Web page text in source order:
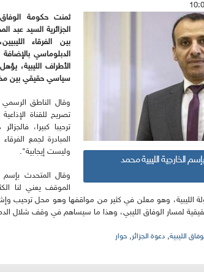
الخارجية الليبية محمد
ثمنت حكومة الوفاق
الجزائرية السيد عبد
بين الفرقاء
الدبلوماسي
الأطراف الليبية،
سياسي حقيقي بين
وقال الناطق الرسمي
تصريح للقناة
ترحيبا كبيرا،
المبادرة لجمع
وليست إيجابية".
وقال المتحدث بإسم
الموقف يعني لنا
الليبية، وهو معلن في كثير من مواقفها وهو محل ترحيب
لمسار الوفاق الليبي، وهذا ما سيساهم في وقف شلال
الليبية, دعوة الجزائر, حوار